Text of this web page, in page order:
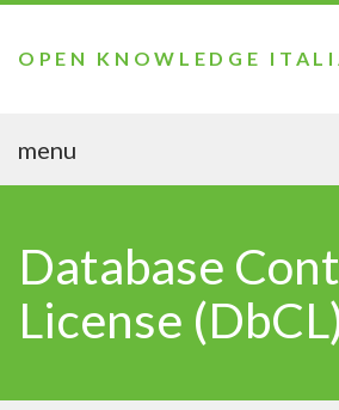
OPEN KNOWLEDGE
menu
Database
License